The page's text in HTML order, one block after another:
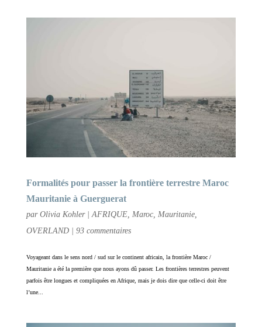
Formalités pour passer la frontière terrestre Maroc
Mauritanie à Guerguerat
par Olivia Kohler| AFRIQUE, Maroc, Mauritanie,
OVERLAND| 93 commentaires
Voyageant dans le sens nord / sud sur le continent africain, la frontière Maroc /
Mauritanie a été la première que nous ayons dû passer. Les frontières terrestres peuvent
parfois être longues et compliquées en Afrique, mais je dois dire que celle-ci doit être
l’une...